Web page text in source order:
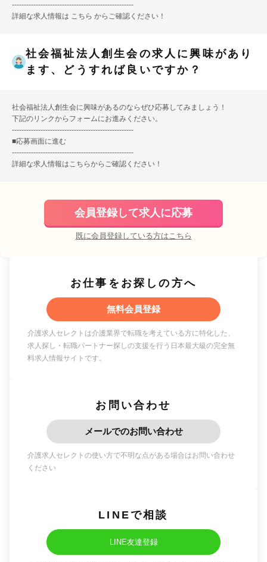
---------------------------------------------------
詳細な求人情報は こちら からご確認ください！
社会福祉法人創生会の求人に興味があり
ます、どうすれば良いですか？
社会福祉法人創生会に興味があるのならぜひ応募してみましょう！
下記のリンクからフォームにお進みください。
---------------------------------------------------
■応募画面に進む
---------------------------------------------------
詳細な求人情報はこちらからご確認ください！
会員登録して求人に応募
既に会員登録している方はこちら
お仕事をお探しの方へ
無料会員登録
介護求人セレクトは介護業界で転職を考えている方に特化した、
求人探し・転職パートナー探しの支援を行う日本最大級の完全無
料求人情報サイトです。
お問い合わせ
メールでのお問い合わせ
介護求人セレクトの使い方で不明な点がある場合はお問い合わせ
ください
LINEで相談
LINE友達登録